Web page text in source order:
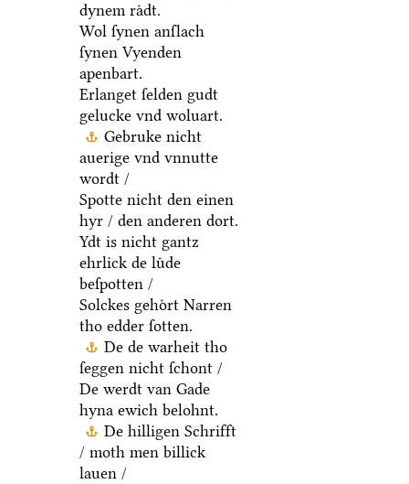
dynem raͤdt.
Wol ſynen anſlach
ſynen Vyenden
apenbart.
Erlanget ſelden gudt
gelucke vnd woluart.
Gebruke nicht
auerige vnd vnnutte
wordt /
Spotte nicht den einen
hyr / den anderen dort.
Ydt is nicht gantz
ehrlick de luͤde
beſpotten /
Solckes gehoͤrt Narren
tho edder ſotten.
De de warheit tho
ſeggen nicht ſchont /
De werdt van Gade
hyna ewich belohnt.
De hilligen Schrifft
/ moth men billick
lauen /